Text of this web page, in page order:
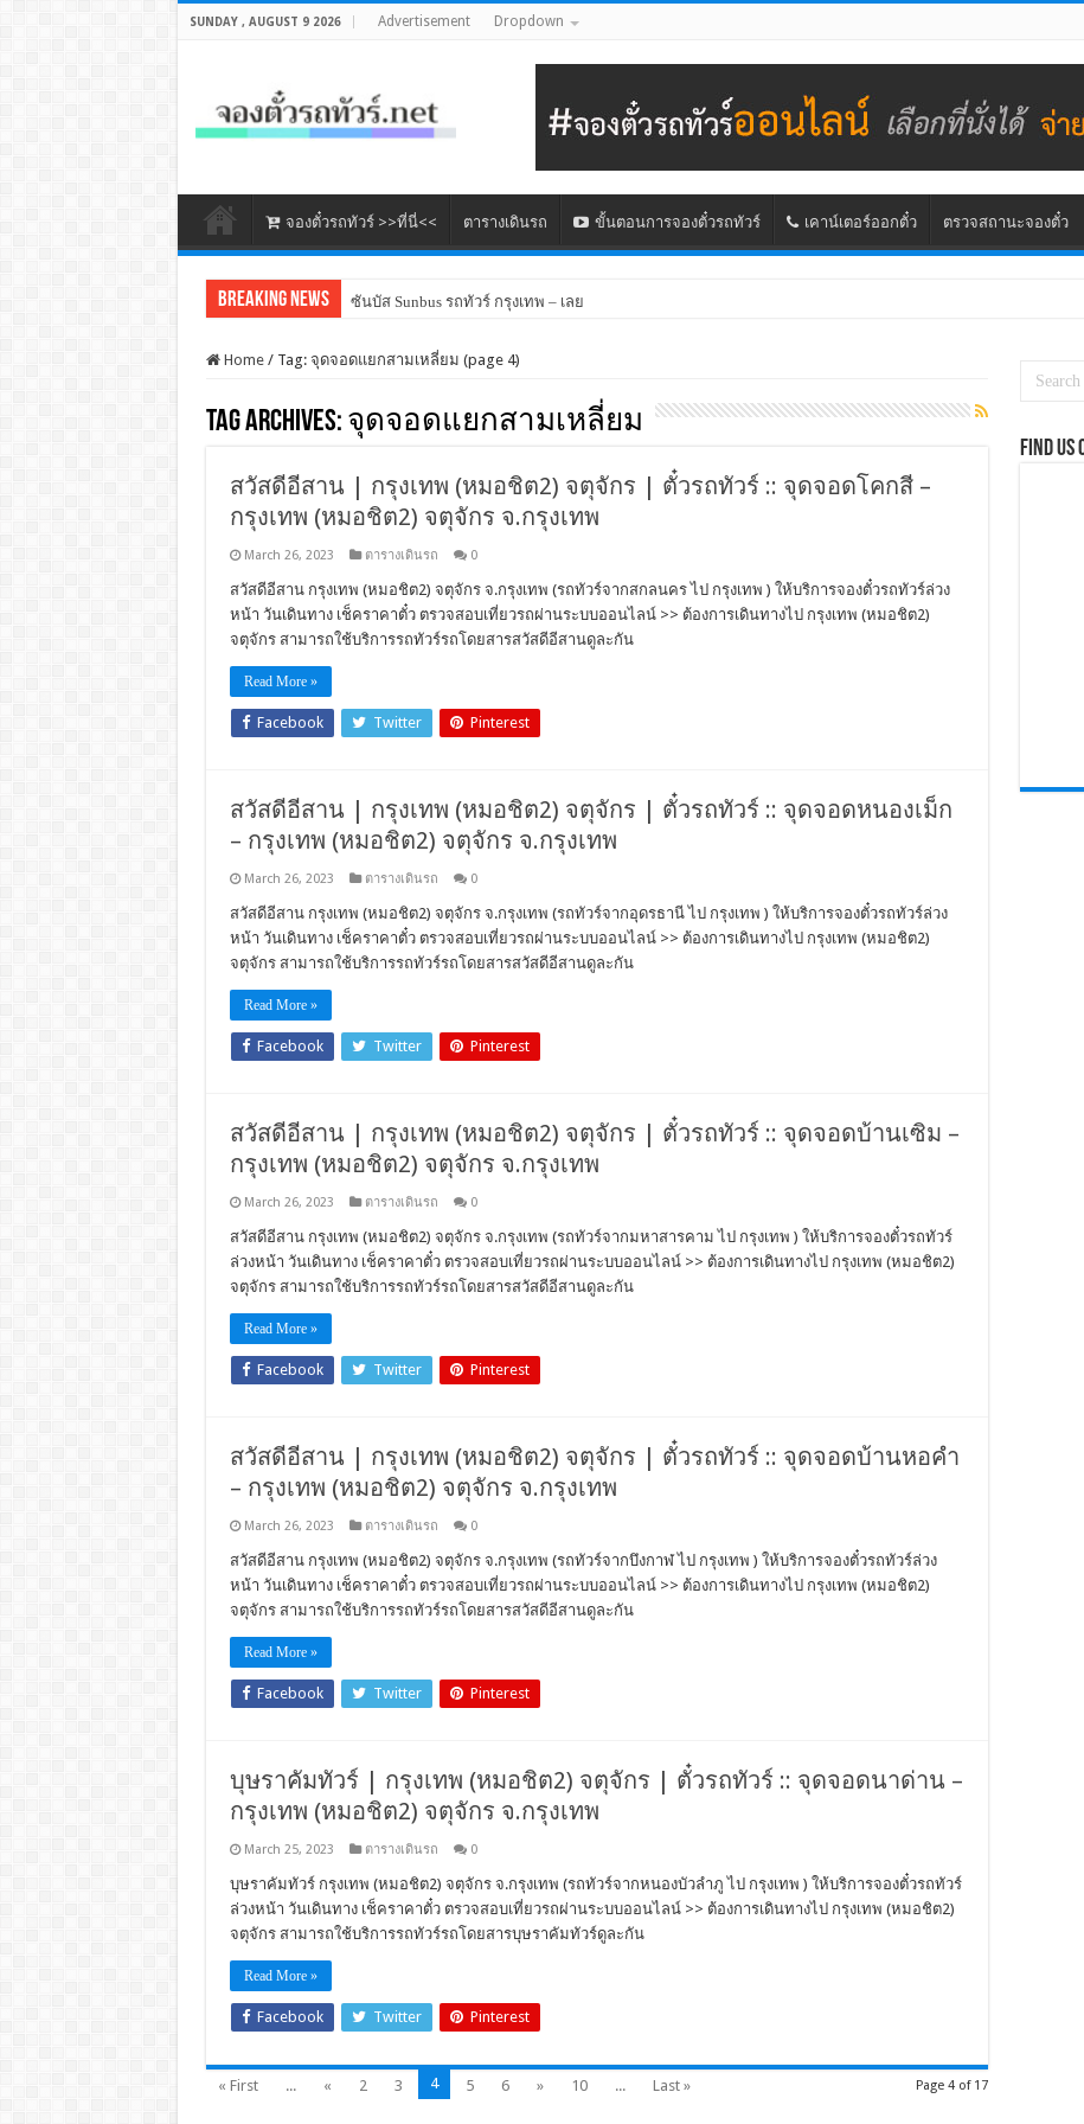
SUNDAY , AUGUST 9 2026 Advertisement Dropdown
จองตั๋วรถทัวร์ >>ที่นี่<< ตารางเดินรถ ขั้นตอนการจองตั๋วรถทัวร์ เคาน์เตอร์ออกตั๋ว ตรวจสถานะจองตั๋ว
Breaking News ซันบัส Sunbus รถทัวร์ กรุงเทพ – เลย
Home / Tag: จุดจอดแยกสามเหลี่ยม (page 4)
Tag Archives: จุดจอดแยกสามเหลี่ยม
สวัสดีอีสาน | กรุงเทพ (หมอชิต2) จตุจักร | ตั๋วรถทัวร์ :: จุดจอดโคกสี –
กรุงเทพ (หมอชิต2) จตุจักร จ.กรุงเทพ
March 26, 2023 ตารางเดินรถ 0
สวัสดีอีสาน กรุงเทพ (หมอชิต2) จตุจักร จ.กรุงเทพ (รถทัวร์จากสกลนคร ไป กรุงเทพ ) ให้บริการจองตั๋วรถทัวร์ล่วง
หน้า วันเดินทาง เช็คราคาตั๋ว ตรวจสอบเที่ยวรถผ่านระบบออนไลน์ >> ต้องการเดินทางไป กรุงเทพ (หมอชิต2)
จตุจักร สามารถใช้บริการรถทัวร์รถโดยสารสวัสดีอีสานดูละกัน
Read More »
Facebook Twitter Pinterest
สวัสดีอีสาน | กรุงเทพ (หมอชิต2) จตุจักร | ตั๋วรถทัวร์ :: จุดจอดหนองเม็ก
– กรุงเทพ (หมอชิต2) จตุจักร จ.กรุงเทพ
March 26, 2023 ตารางเดินรถ 0
สวัสดีอีสาน กรุงเทพ (หมอชิต2) จตุจักร จ.กรุงเทพ (รถทัวร์จากอุดรธานี ไป กรุงเทพ ) ให้บริการจองตั๋วรถทัวร์ล่วง
หน้า วันเดินทาง เช็คราคาตั๋ว ตรวจสอบเที่ยวรถผ่านระบบออนไลน์ >> ต้องการเดินทางไป กรุงเทพ (หมอชิต2)
จตุจักร สามารถใช้บริการรถทัวร์รถโดยสารสวัสดีอีสานดูละกัน
Read More »
Facebook Twitter Pinterest
สวัสดีอีสาน | กรุงเทพ (หมอชิต2) จตุจักร | ตั๋วรถทัวร์ :: จุดจอดบ้านเซิม –
กรุงเทพ (หมอชิต2) จตุจักร จ.กรุงเทพ
March 26, 2023 ตารางเดินรถ 0
สวัสดีอีสาน กรุงเทพ (หมอชิต2) จตุจักร จ.กรุงเทพ (รถทัวร์จากมหาสารคาม ไป กรุงเทพ ) ให้บริการจองตั๋วรถทัวร์
ล่วงหน้า วันเดินทาง เช็คราคาตั๋ว ตรวจสอบเที่ยวรถผ่านระบบออนไลน์ >> ต้องการเดินทางไป กรุงเทพ (หมอชิต2)
จตุจักร สามารถใช้บริการรถทัวร์รถโดยสารสวัสดีอีสานดูละกัน
Read More »
Facebook Twitter Pinterest
สวัสดีอีสาน | กรุงเทพ (หมอชิต2) จตุจักร | ตั๋วรถทัวร์ :: จุดจอดบ้านหอคำ
– กรุงเทพ (หมอชิต2) จตุจักร จ.กรุงเทพ
March 26, 2023 ตารางเดินรถ 0
สวัสดีอีสาน กรุงเทพ (หมอชิต2) จตุจักร จ.กรุงเทพ (รถทัวร์จากบึงกาฬ ไป กรุงเทพ ) ให้บริการจองตั๋วรถทัวร์ล่วง
หน้า วันเดินทาง เช็คราคาตั๋ว ตรวจสอบเที่ยวรถผ่านระบบออนไลน์ >> ต้องการเดินทางไป กรุงเทพ (หมอชิต2)
จตุจักร สามารถใช้บริการรถทัวร์รถโดยสารสวัสดีอีสานดูละกัน
Read More »
Facebook Twitter Pinterest
บุษราคัมทัวร์ | กรุงเทพ (หมอชิต2) จตุจักร | ตั๋วรถทัวร์ :: จุดจอดนาด่าน –
กรุงเทพ (หมอชิต2) จตุจักร จ.กรุงเทพ
March 25, 2023 ตารางเดินรถ 0
บุษราคัมทัวร์ กรุงเทพ (หมอชิต2) จตุจักร จ.กรุงเทพ (รถทัวร์จากหนองบัวลำภู ไป กรุงเทพ ) ให้บริการจองตั๋วรถทัวร์
ล่วงหน้า วันเดินทาง เช็คราคาตั๋ว ตรวจสอบเที่ยวรถผ่านระบบออนไลน์ >> ต้องการเดินทางไป กรุงเทพ (หมอชิต2)
จตุจักร สามารถใช้บริการรถทัวร์รถโดยสารบุษราคัมทัวร์ดูละกัน
Read More »
Facebook Twitter Pinterest
Page 4 of 17
« First ... « 2 3 4 5 6 » 10 ... Last »
Find us